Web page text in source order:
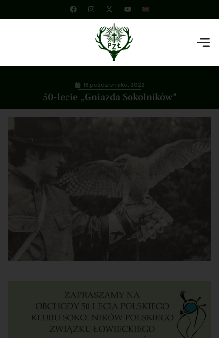
50-lecie „Gniazda Sokolników”
18 października, 2022